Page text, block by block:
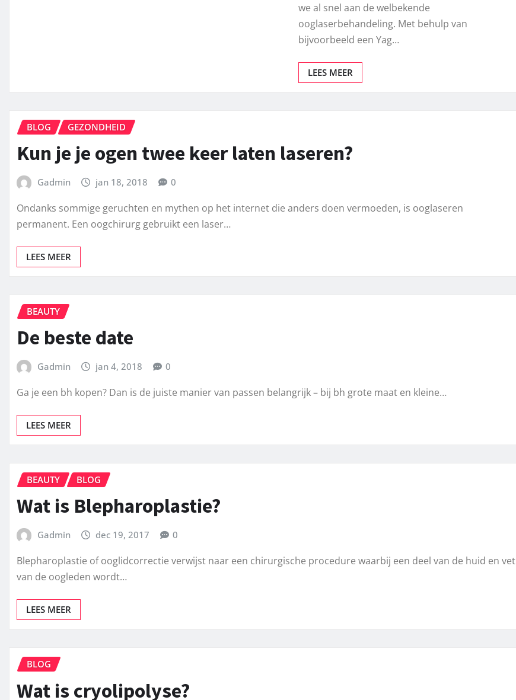
we al snel aan de welbekende
ooglaserbehandeling. Met behulp van
bijvoorbeeld een Yag…
LEES MEER
BLOG GEZONDHEID
Kun je je ogen twee keer laten laseren?
Gadmin jan 18, 2018 0
Ondanks sommige geruchten en mythen op het internet die anders doen vermoeden, is ooglaseren
permanent. Een oogchirurg gebruikt een laser…
LEES MEER
BEAUTY
De beste date
Gadmin jan 4, 2018 0
Ga je een bh kopen? Dan is de juiste manier van passen belangrijk – bij bh grote maat en kleine…
LEES MEER
BEAUTY BLOG
Wat is Blepharoplastie?
Gadmin dec 19, 2017 0
Blepharoplastie of ooglidcorrectie verwijst naar een chirurgische procedure waarbij een deel van de huid en vet
van de oogleden wordt…
LEES MEER
BLOG
Wat is cryolipolyse?